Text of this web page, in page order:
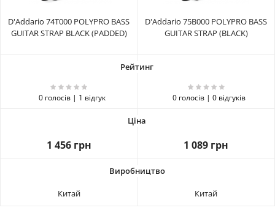
D'Addario 74T000 POLYPRO BASS
GUITAR STRAP BLACK (PADDED)
D'Addario 75B000 POLYPRO BASS
GUITAR STRAP (BLACK)
0 голосів | 1 відгук 0 голосів | 0 відгуків
1 456 грн 1 089 грн
Китай Китай